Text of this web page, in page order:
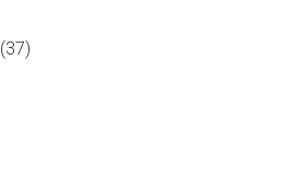
(37)